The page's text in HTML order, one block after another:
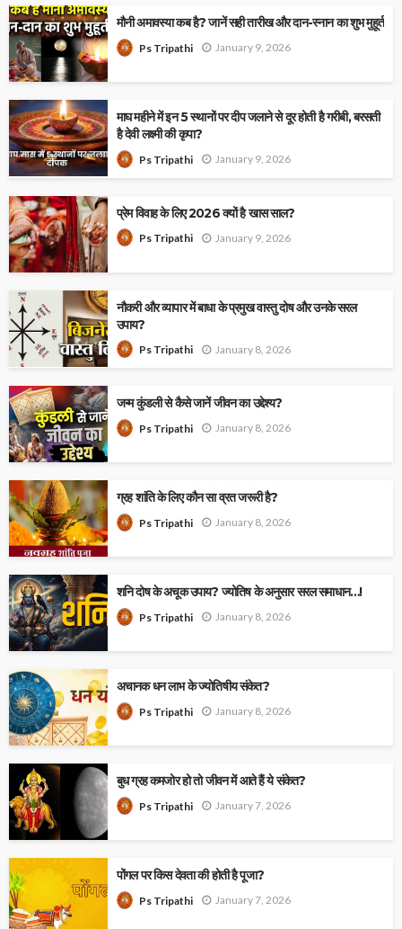
मौनी अमावस्या कब है? जानें सही तारीख और दान-स्नान का शुभ मुहूर्त
Ps Tripathi January 9, 2026
माघ महीने में इन 5 स्थानों पर दीप जलाने से दूर होती है गरीबी, बरसती
है देवी लक्ष्मी की कृपा?
Ps Tripathi January 9, 2026
प्रेम विवाह के लिए 2026 क्यों है खास साल?
Ps Tripathi January 9, 2026
नौकरी और व्यापार में बाधा के प्रमुख वास्तु दोष और उनके सरल
उपाय?
Ps Tripathi January 8, 2026
जन्म कुंडली से कैसे जानें जीवन का उद्देश्य?
Ps Tripathi January 8, 2026
ग्रह शांति के लिए कौन सा व्रत जरूरी है?
Ps Tripathi January 8, 2026
शनि दोष के अचूक उपाय? ज्योतिष के अनुसार सरल समाधान…!
Ps Tripathi January 8, 2026
अचानक धन लाभ के ज्योतिषीय संकेत?
Ps Tripathi January 8, 2026
बुध ग्रह कमजोर हो तो जीवन में आते हैं ये संकेत?
Ps Tripathi January 7, 2026
पोंगल पर किस देवता की होती है पूजा?
Ps Tripathi January 7, 2026